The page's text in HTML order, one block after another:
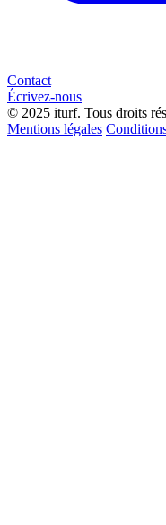
Contact
Écrivez-nous
© 2025 iturf. Tous droits
Mentions légales